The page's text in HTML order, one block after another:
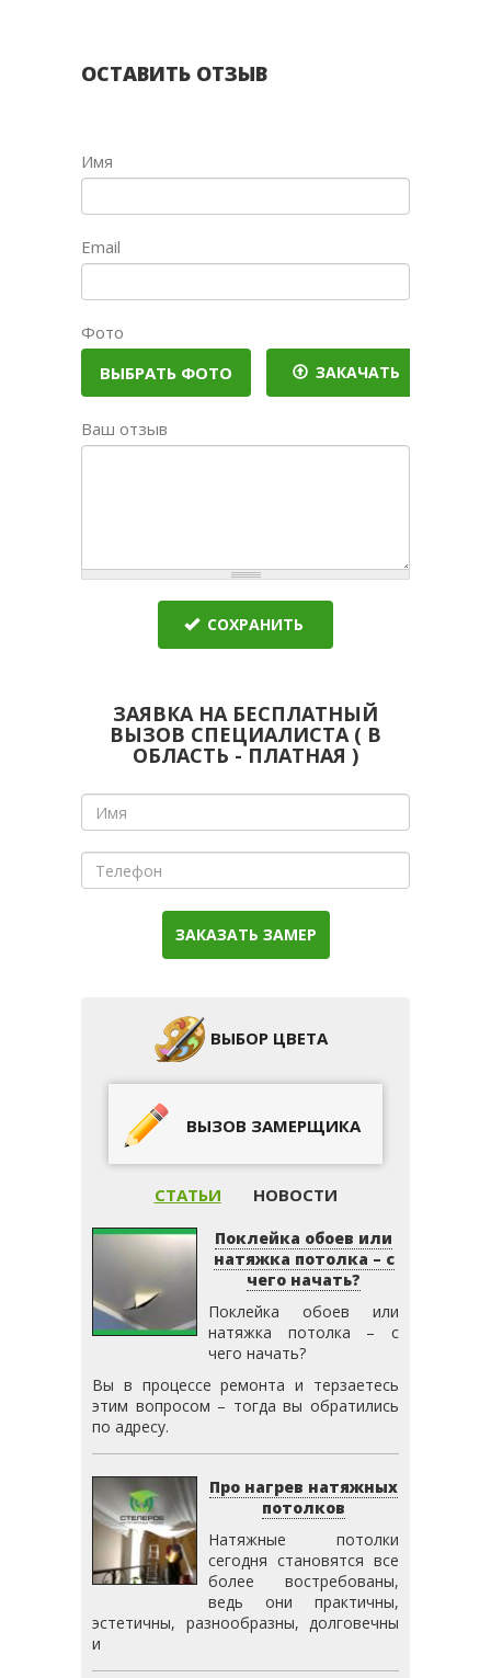
ОСТАВИТЬ ОТЗЫВ
Имя
Email
Фото
ЗАКАЧАТЬ
Ваш отзыв
СОХРАНИТЬ
ЗАЯВКА НА БЕСПЛАТНЫЙ
ВЫЗОВ СПЕЦИАЛИСТА ( В
ОБЛАСТЬ - ПЛАТНАЯ )
ЗАКАЗАТЬ ЗАМЕР
ВЫБОР ЦВЕТА
ВЫЗОВ ЗАМЕРЩИКА
СТАТЬИ НОВОСТИ
Поклейка обоев или
натяжка потолка – с
чего начать?
Поклейка обоев или
натяжка потолка – с
чего начать?
Вы в процессе ремонта и терзаетесь
этим вопросом – тогда вы обратились
по адресу.
Про нагрев натяжных
потолков
Натяжные потолки
сегодня становятся все
более востребованы,
ведь они практичны,
эстетичны, разнообразны, долговечны
и